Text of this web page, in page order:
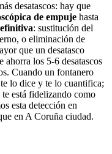
desatascos: hay que
de empuje hasta
: sustitución del
o eliminación de
que un desatasco
ahorra los 5-6 desatascos
Cuando un fontanero
lo dice y te lo cuantifica;
está fidelizando como
esta detección en
en A Coruña ciudad.